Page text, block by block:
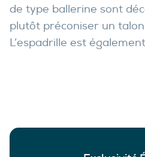
de type ballerine sont
plutôt préconiser un
L’espadrille est